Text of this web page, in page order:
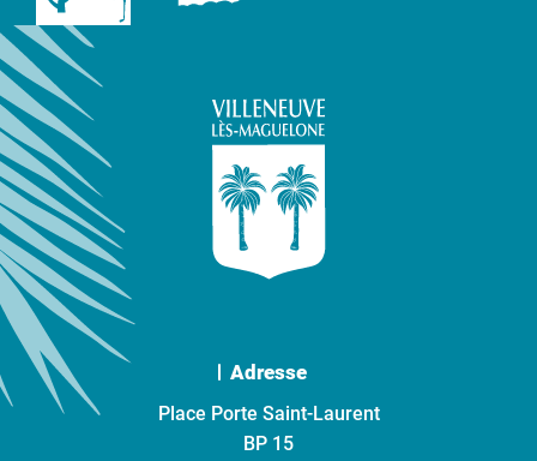
Adresse
Place Porte Saint-Laurent
BP 15